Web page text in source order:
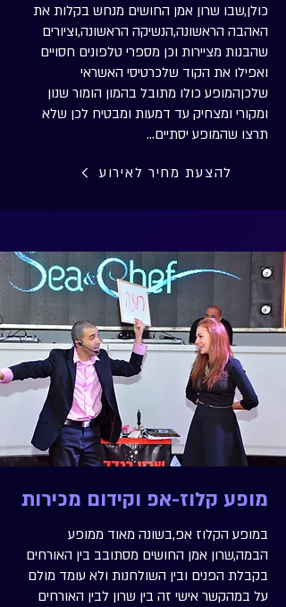
כולן,שבו שרון אמן החושים מנחש בקלות את
האהבה הראשונה,הנשיקה הראשונה,וציורים
שהבנות מציירות וכן מספרי טלפונים חסויים
ואפילו את הקוד שלכרטיסי האשראי
שלכןהמופע כולו מתובל בהמון הומור שנון
ומקורי ומצחיק עד דמעות ומבטיח לכן שלא
תרצו שהמופע יסתיים...
להצעת מחיר לאירוע
מופע קלוז-אפ וקידום מכירות
במופע הקלוז אפ,בשונה מאוד ממופע
הבמה,שרון אמן החושים מסתובב בין האורחים
בקבלת הפנים ובין השולחנות ולא עומד מולם
על במהקשר אישי זה בין שרון לבין האורחים